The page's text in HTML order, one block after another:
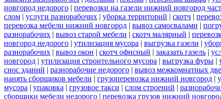
новгород недорого | перевозки на газели нижний новгород
слом | услуги разнорабочих | уборка территорий | скотч |
перевозка мебели нижний новгород | вывоз самосвалами |
разнорабочих | вывоз старой мебели | скотч малярный |
новгород недорого | утилизация мусора | выгрузка газели |
разнорабочих | вывоз окон | скотч офисный | заказать газель |
новгород | утилизация строительного мусора | выгрузка фуры |
снос зданий | разнорабочие недорого | вывоз межкомнатных
нанять сборщиков мебели | грузоперевозка нижний новгород |
мусора | упаковка | грузовое такси | слом строений |
сборщики мебели недорого | перевозка грузов нижний